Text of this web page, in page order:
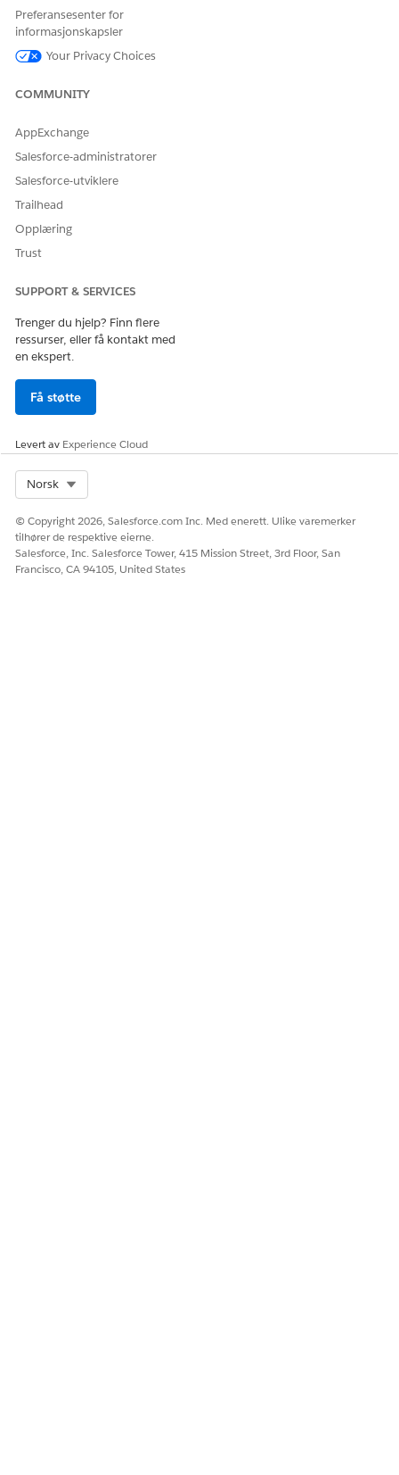
HJALP DENNE ARTIKKELEN MED Å LØSE PROBLEMET DITT?
La oss få vite det slik at vi kan forbedre!
Preferansesenter for
informasjonskapsler
Your Privacy Choices
COMMUNITY
AppExchange
Salesforce-administratorer
Salesforce-utviklere
Trailhead
Opplæring
Trust
SUPPORT & SERVICES
Trenger du hjelp? Finn flere
ressurser, eller få kontakt med
en ekspert.
Få støtte
Levert av Experience Cloud
Norsk
© Copyright 2026, Salesforce.com Inc. Med enerett. Ulike varemerker
tilhører de respektive eierne.
Salesforce, Inc. Salesforce Tower, 415 Mission Street, 3rd Floor, San
Francisco, CA 94105, United States